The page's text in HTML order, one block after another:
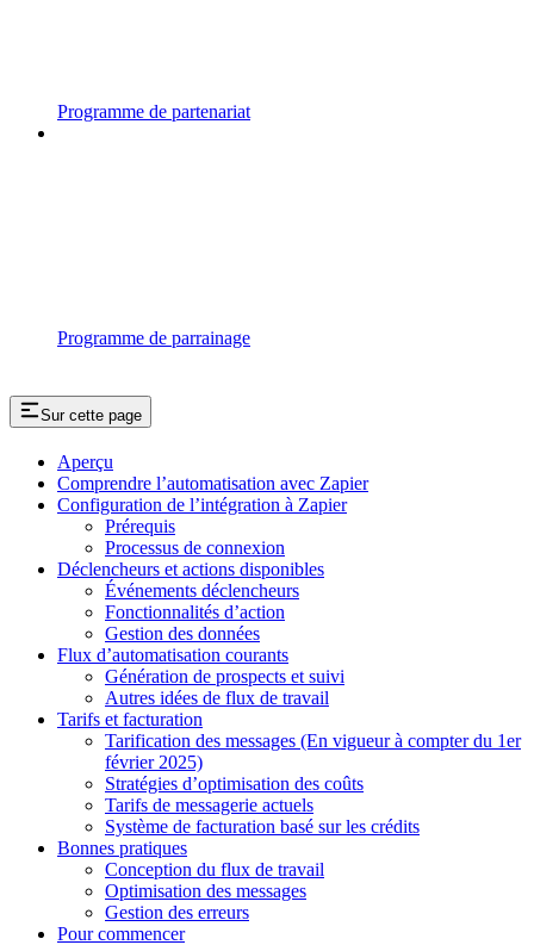
Programme de partenariat
Programme de parrainage
Sur cette page
Aperçu
Comprendre l’automatisation avec Zapier
Configuration de l’intégration à Zapier
Prérequis
Processus de connexion
Déclencheurs et actions disponibles
Événements déclencheurs
Fonctionnalités d’action
Gestion des données
Flux d’automatisation courants
Génération de prospects et suivi
Autres idées de flux de travail
Tarifs et facturation
Tarification des messages (En vigueur à compter du 1er
février 2025)
Stratégies d’optimisation des coûts
Tarifs de messagerie actuels
Système de facturation basé sur les crédits
Bonnes pratiques
Conception du flux de travail
Optimisation des messages
Gestion des erreurs
Pour commencer